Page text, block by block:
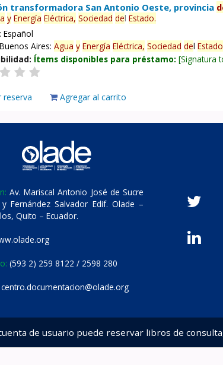
transformadora San Antonio Oeste, provincia
y Energía Eléctrica, Sociedad delEstado.
Español
Buenos Aires:Agua y Energía Eléctrica, Sociedad delEstado
Ítems disponibles para préstamo: Signatura
reserva Agregar al carrito
Av. Mariscal Antonio José de Sucre
Fernández Salvador Edif. Olade –
Quito – Ecuador.
(593 2) 259 8122 / 2598 280
centro.documentacion@olade.org
de usuario puede reservar libros de